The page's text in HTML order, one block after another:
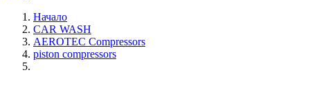
Начало
CAR WASH
AEROTEC Compressors
piston compressors